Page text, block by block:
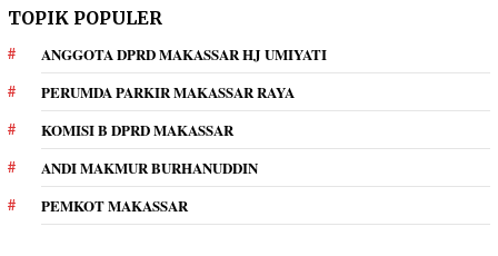
TOPIK POPULER
ANGGOTA DPRD MAKASSAR HJ UMIYATI
PERUMDA PARKIR MAKASSAR RAYA
KOMISI B DPRD MAKASSAR
ANDI MAKMUR BURHANUDDIN
PEMKOT MAKASSAR